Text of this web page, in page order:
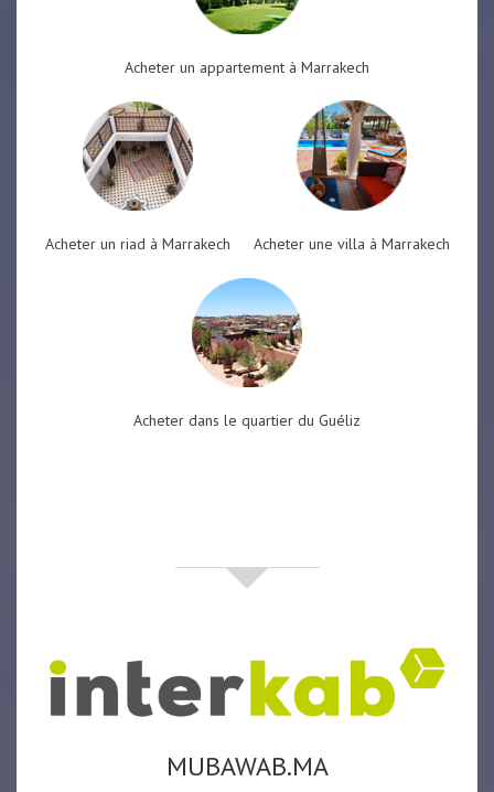
Acheter un appartement à Marrakech
Acheter un riad à Marrakech Acheter une villa à Marrakech
Acheter dans le quartier du Guéliz
MUBAWAB.MA